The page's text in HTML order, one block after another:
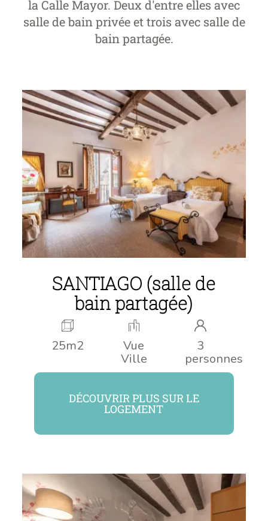
la Calle Mayor. Deux d'entre elles avec
salle de bain privée et trois avec salle de
bain partagée.
SANTIAGO (salle de
bain partagée)
25m2
Vue
Ville
3
personnes
DÉCOUVRIR PLUS SUR LE
LOGEMENT